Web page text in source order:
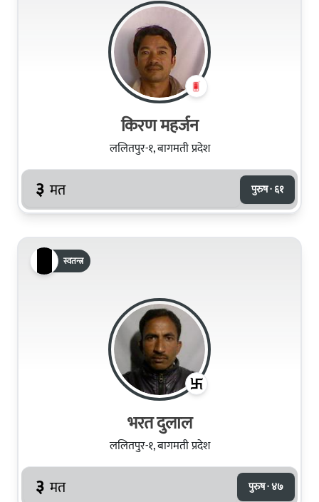
किरण महर्जन
ललितपुर-१, बागमती प्रदेश
३ मत पुरुष · ६१
स्वतन्त्र
भरत दुलाल
ललितपुर-१, बागमती प्रदेश
३ मत पुरुष · ४७